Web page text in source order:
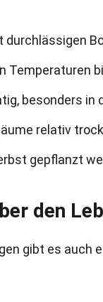
Temperaturen
besonders in
relativ
gepflanzt
den
gibt es auch